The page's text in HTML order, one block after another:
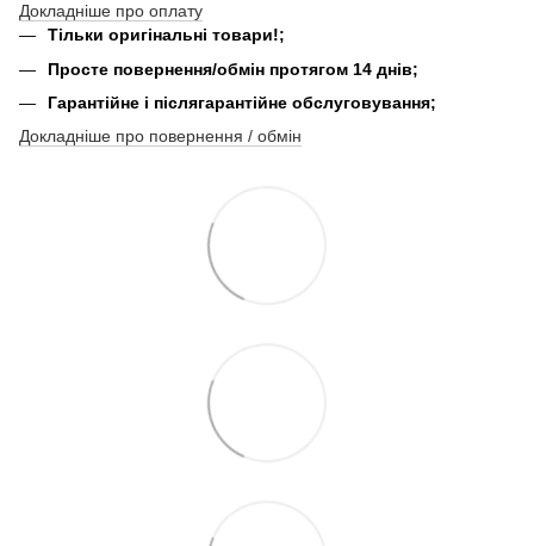
Докладніше про оплату
Тільки оригінальні товари!;
Просте повернення/обмін протягом 14 днів;
Гарантійне і післягарантійне обслуговування;
Докладніше про повернення / обмін